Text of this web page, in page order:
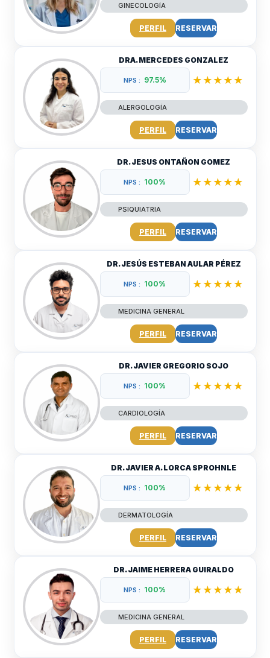
GINECOLOGÍA
PERFIL RESERVAR
DRA. MERCEDES GONZALEZ
NPS : 97.5% ★★★★★
ALERGOLOGÍA
PERFIL RESERVAR
DR. JESUS ONTAÑON GOMEZ
NPS : 100% ★★★★★
PSIQUIATRIA
PERFIL RESERVAR
DR. JESÚS ESTEBAN AULAR PÉREZ
NPS : 100% ★★★★★
MEDICINA GENERAL
PERFIL RESERVAR
DR. JAVIER GREGORIO SOJO
NPS : 100% ★★★★★
CARDIOLOGÍA
PERFIL RESERVAR
DR. JAVIER A. LORCA SPROHNLE
NPS : 100% ★★★★★
DERMATOLOGÍA
PERFIL RESERVAR
DR. JAIME HERRERA GUIRALDO
NPS : 100% ★★★★★
MEDICINA GENERAL
PERFIL RESERVAR